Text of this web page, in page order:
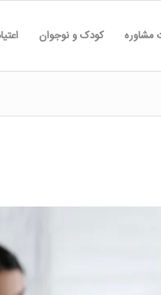
مشاوره کودک و نوجوان